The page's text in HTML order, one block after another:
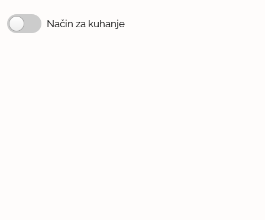
Način za kuhanje